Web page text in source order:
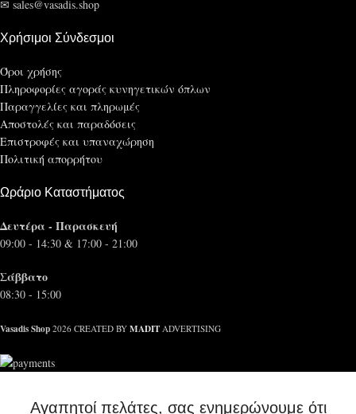
✉ sales@vasadis.shop
Χρήσιμοι Σύνδεσμοι
Όροι χρήσης
Πληροφορίες αγοράς κυνηγετικών όπλων
Παραγγελίες και πληρωμές
Αποστολές και παραδόσεις
Επιστροφές και υπαναχώρηση
Πολιτική απορρήτου
Ωράριο Καταστήματος
Δευτέρα - Παρασκευή
09:00 - 14:30 & 17:00 - 21:00
Σάββατο
08:30 - 15:00
Vasadis Shop 2026 CREATED BY MADIT ADVERTISING
Αγαπητοί πελάτες, σας ενημερώνουμε ότι